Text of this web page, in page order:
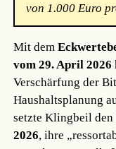
von 1.000 Euro
Mit dem
vom 29. April 2026
Verschärfung der
Haushaltsplanung
setzte Klingbeil
2026, ihre